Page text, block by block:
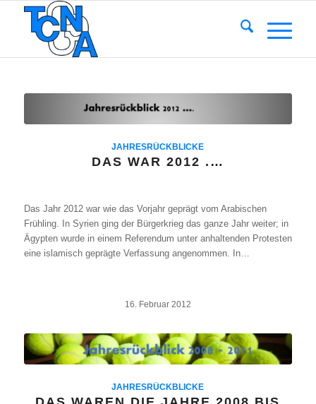
JAHRESRÜCKBLICKE
DAS WAR 2012 .…
Das Jahr 2012 war wie das Vorjahr geprägt vom Arabischen
Frühling. In Syrien ging der Bürgerkrieg das ganze Jahr weiter; in
Ägypten wurde in einem Referendum unter anhaltenden Protesten
eine islamisch geprägte Verfassung angenommen. In…
16. Februar 2012
JAHRESRÜCKBLICKE